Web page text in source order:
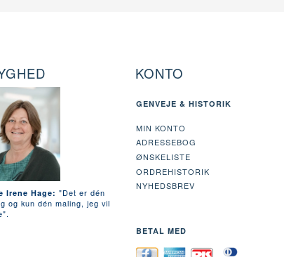
Irene Hage: "Det er dén
og kun dén maling, jeg vil
KONTO
GENVEJE & HISTORIK
MIN KONTO
ADRESSEBOG
ØNSKELISTE
ORDREHISTORIK
NYHEDSBREV
BETAL MED